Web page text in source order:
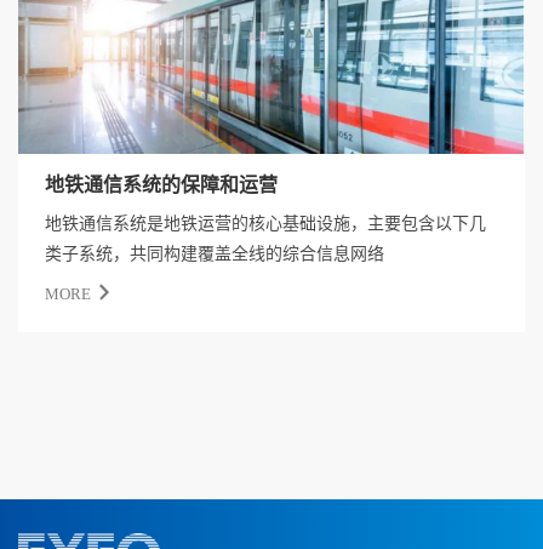
地铁通信系统的保障和运营
地铁通信系统是地铁运营的核心基础设施，主要包含以下几
类子系统，共同构建覆盖全线的综合信息网络
MORE